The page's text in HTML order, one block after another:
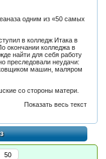
одним из «50 самых
в колледж Итака в
окончании колледжа в
найти для себя работу
преследовали неудачи:
машин, маляром
со стороны матери.
Показать весь текст
50